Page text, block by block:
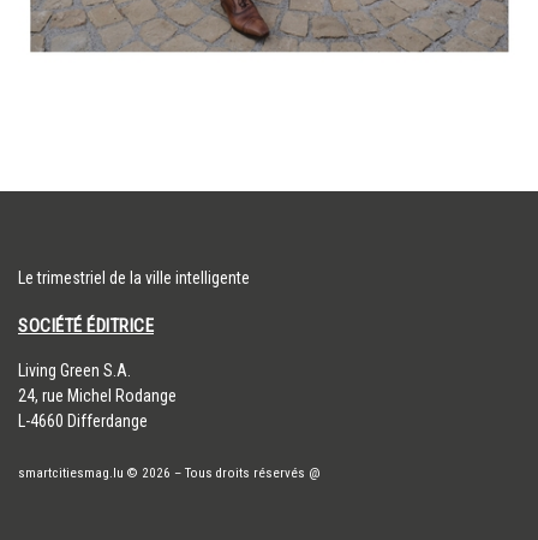
Le trimestriel de la ville intelligente
SOCIÉTÉ ÉDITRICE
​Living Green S.A.
24, rue Michel Rodange
L-4660 Differdange
smartcitiesmag.lu © 2026 – Tous droits réservés @